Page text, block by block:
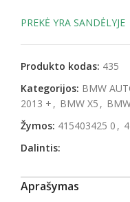
PREKĖ YRA SANDĖLYJE
Produkto kodas: 435
Kategorijos: BMW
2013 + , BMW X5 ,
Žymos: 415403425 0 ,
Dalintis:
Aprašymas